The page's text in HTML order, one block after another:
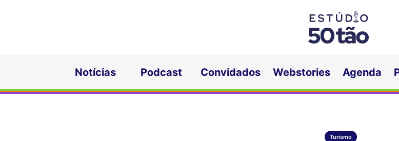
Notícias Podcast Convidados Webstories Agenda
Turismo